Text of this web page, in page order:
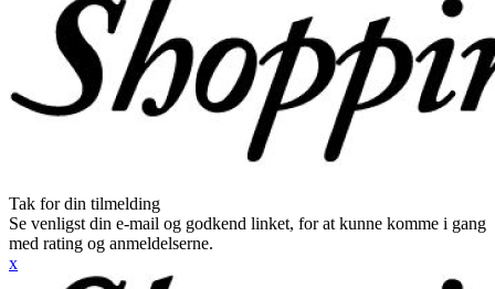
Tak for din tilmelding
Se venligst din e-mail og godkend linket, for at kunne komme i gang
med rating og anmeldelserne.
x